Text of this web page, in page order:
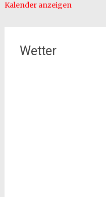
Kalender anzeigen
Wetter